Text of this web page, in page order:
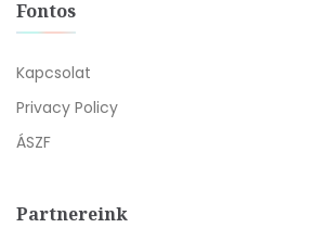
Fontos
Kapcsolat
Privacy Policy
ÁSZF
Partnereink